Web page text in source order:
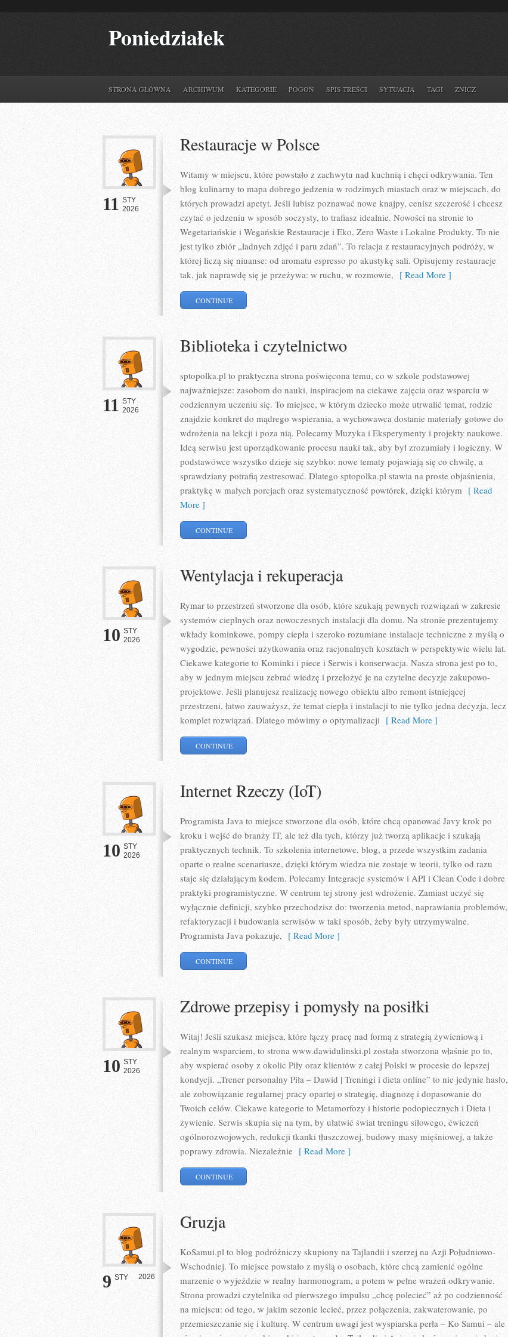
Poniedziałek
STRONA GŁÓWNA ARCHIWUM KATEGORIE POGOŃ SPIS TREŚCI SYTUACJA TAGI ZNICZ
11 STY
2026
Restauracje w Polsce
Witamy w miejscu, które powstało z zachwytu nad kuchnią i chęci odkrywania. Ten
blog kulinarny to mapa dobrego jedzenia w rodzimych miastach oraz w miejscach, do
których prowadzi apetyt. Jeśli lubisz poznawać nowe knajpy, cenisz szczerość i chcesz
czytać o jedzeniu w sposób soczysty, to trafiasz idealnie. Nowości na stronie to
Wegetariańskie i Wegańskie Restauracje i Eko, Zero Waste i Lokalne Produkty. To nie
jest tylko zbiór „ładnych zdjęć i paru zdań”. To relacja z restauracyjnych podróży, w
której liczą się niuanse: od aromatu espresso po akustykę sali. Opisujemy restauracje
tak, jak naprawdę się je przeżywa: w ruchu, w rozmowie, [ Read More ]
CONTINUE
11 STY
2026
Biblioteka i czytelnictwo
sptopolka.pl to praktyczna strona poświęcona temu, co w szkole podstawowej
najważniejsze: zasobom do nauki, inspiracjom na ciekawe zajęcia oraz wsparciu w
codziennym uczeniu się. To miejsce, w którym dziecko może utrwalić temat, rodzic
znajdzie konkret do mądrego wspierania, a wychowawca dostanie materiały gotowe do
wdrożenia na lekcji i poza nią. Polecamy Muzyka i Eksperymenty i projekty naukowe.
Ideą serwisu jest uporządkowanie procesu nauki tak, aby był zrozumiały i logiczny. W
podstawówce wszystko dzieje się szybko: nowe tematy pojawiają się co chwilę, a
sprawdziany potrafią zestresować. Dlatego sptopolka.pl stawia na proste objaśnienia,
praktykę w małych porcjach oraz systematyczność powtórek, dzięki którym [ Read
More ]
CONTINUE
10 STY
2026
Wentylacja i rekuperacja
Rymar to przestrzeń stworzone dla osób, które szukają pewnych rozwiązań w zakresie
systemów cieplnych oraz nowoczesnych instalacji dla domu. Na stronie prezentujemy
wkłady kominkowe, pompy ciepła i szeroko rozumiane instalacje techniczne z myślą o
wygodzie, pewności użytkowania oraz racjonalnych kosztach w perspektywie wielu lat.
Ciekawe kategorie to Kominki i piece i Serwis i konserwacja. Nasza strona jest po to,
aby w jednym miejscu zebrać wiedzę i przełożyć je na czytelne decyzje zakupowo-
projektowe. Jeśli planujesz realizację nowego obiektu albo remont istniejącej
przestrzeni, łatwo zauważysz, że temat ciepła i instalacji to nie tylko jedna decyzja, lecz
komplet rozwiązań. Dlatego mówimy o optymalizacji [ Read More ]
CONTINUE
10 STY
2026
Internet Rzeczy (IoT)
Programista Java to miejsce stworzone dla osób, które chcą opanować Javy krok po
kroku i wejść do branży IT, ale też dla tych, którzy już tworzą aplikacje i szukają
praktycznych technik. To szkolenia internetowe, blog, a przede wszystkim zadania
oparte o realne scenariusze, dzięki którym wiedza nie zostaje w teorii, tylko od razu
staje się działającym kodem. Polecamy Integracje systemów i API i Clean Code i dobre
praktyki programistyczne. W centrum tej strony jest wdrożenie. Zamiast uczyć się
wyłącznie definicji, szybko przechodzisz do: tworzenia metod, naprawiania problemów,
refaktoryzacji i budowania serwisów w taki sposób, żeby były utrzymywalne.
Programista Java pokazuje, [ Read More ]
CONTINUE
10 STY
2026
Zdrowe przepisy i pomysły na posiłki
Witaj! Jeśli szukasz miejsca, które łączy pracę nad formą z strategią żywieniową i
realnym wsparciem, to strona www.dawidulinski.pl została stworzona właśnie po to,
aby wspierać osoby z okolic Piły oraz klientów z całej Polski w procesie do lepszej
kondycji. „Trener personalny Piła – Dawid | Treningi i dieta online” to nie jedynie hasło,
ale zobowiązanie regularnej pracy opartej o strategię, diagnozę i dopasowanie do
Twoich celów. Ciekawe kategorie to Metamorfozy i historie podopiecznych i Dieta i
żywienie. Serwis skupia się na tym, by ułatwić świat treningu siłowego, ćwiczeń
ogólnorozwojowych, redukcji tkanki tłuszczowej, budowy masy mięśniowej, a także
poprawy zdrowia. Niezależnie [ Read More ]
CONTINUE
9 STY 2026
Gruzja
KoSamui.pl to blog podróżniczy skupiony na Tajlandii i szerzej na Azji Południowo-
Wschodniej. To miejsce powstało z myślą o osobach, które chcą zamienić ogólne
marzenie o wyjeździe w realny harmonogram, a potem w pełne wrażeń odkrywanie.
Strona prowadzi czytelnika od pierwszego impulsu „chcę polecieć” aż po codzienność
na miejscu: od tego, w jakim sezonie lecieć, przez połączenia, zakwaterowanie, po
przemieszczanie się i kulturę. W centrum uwagi jest wyspiarska perła – Ko Samui – ale